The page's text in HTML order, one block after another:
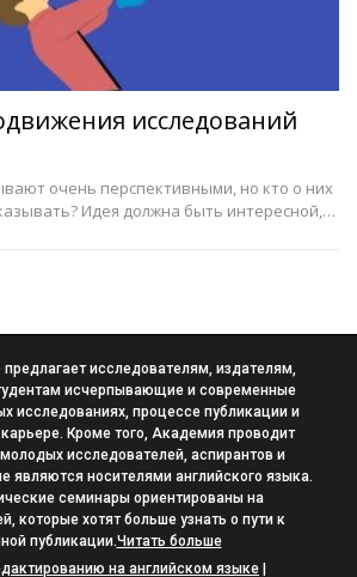
исследований
очень перспективными, но кто о них
Идея должна быть интересной,…
исследователям, издателям,
исчерпывающие и современные
исследованиях, процессе публикации и
Кроме того, Академия проводит
исследователей, аспирантов и
являются носителями английского языка.
семинары ориентированы на
которые хотят больше узнать о пути к
публикации.Читать больше
на английском языке